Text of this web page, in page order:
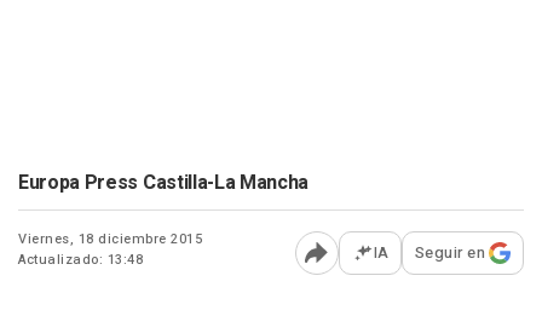
Europa Press Castilla-La Mancha
Viernes, 18 diciembre 2015
Actualizado: 13:48
Abrir opciones para
IA Seguir en